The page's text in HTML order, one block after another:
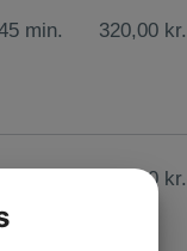
min. 320,00 kr.
180,00 kr.